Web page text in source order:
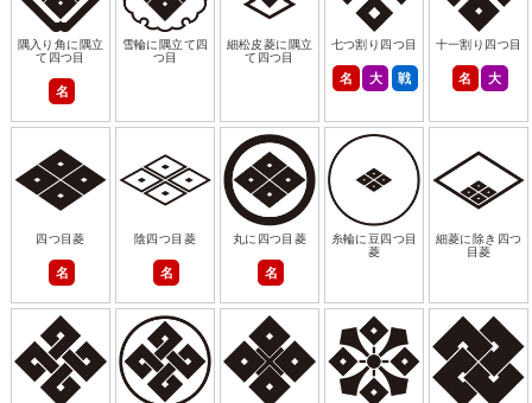
隅入り角に隅立
て四つ目
名
雪輪に隅立て四
つ目
細松皮菱に隅立
て四つ目
七つ割り四つ目
名 大 戦
十一割り四つ目
名 大
四つ目菱
名
陰四つ目菱
名
丸に四つ目菱
名
糸輪に豆四つ目
菱
細菱に除き四つ
目菱